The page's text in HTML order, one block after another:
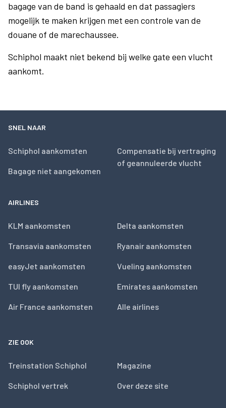
bagage van de band is gehaald en dat passagiers
mogelijk te maken krijgen met een controle van de
douane of de marechaussee.
Schiphol maakt niet bekend bij welke gate een vlucht
aankomt.
SNEL NAAR
Schiphol aankomsten
Bagage niet aangekomen
Compensatie bij vertraging
of geannuleerde vlucht
AIRLINES
KLM aankomsten
Transavia aankomsten
easyJet aankomsten
TUI fly aankomsten
Air France aankomsten
Delta aankomsten
Ryanair aankomsten
Vueling aankomsten
Emirates aankomsten
Alle airlines
ZIE OOK
Treinstation Schiphol
Schiphol vertrek
Magazine
Over deze site